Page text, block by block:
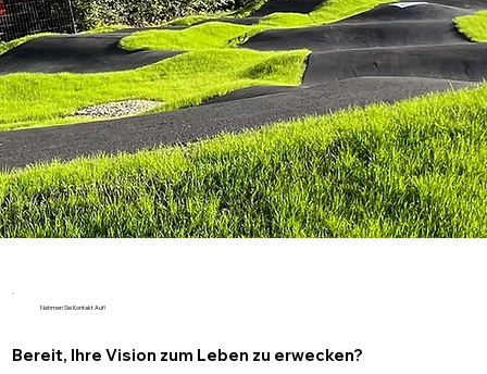
Nehmen Sie Kontakt Auf!
Bereit, Ihre Vision zum Leben zu erwecken?